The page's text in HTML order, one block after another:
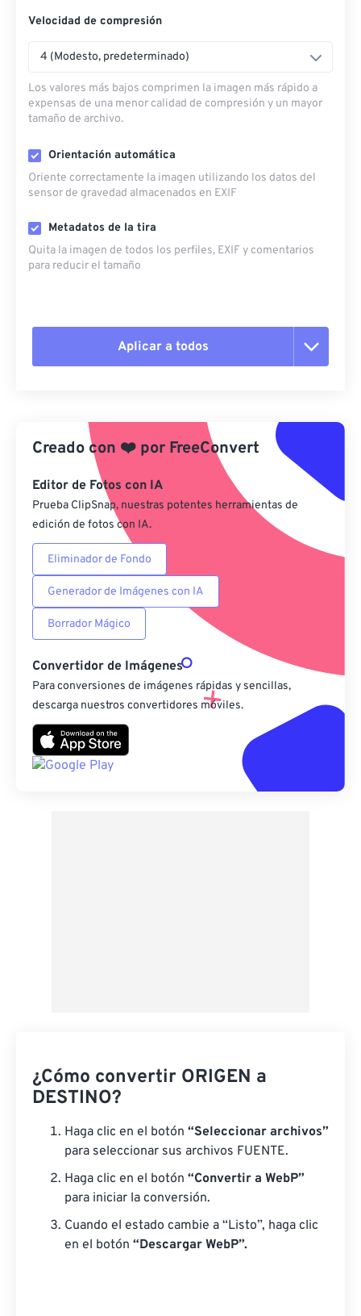
Velocidad de compresión
4 (Modesto, predeterminado)
Los valores más bajos comprimen la imagen más rápido a
expensas de una menor calidad de compresión y un mayor
tamaño de archivo.
Orientación automática
Oriente correctamente la imagen utilizando los datos del
sensor de gravedad almacenados en EXIF
Metadatos de la tira
Quita la imagen de todos los perfiles, EXIF ​​y comentarios
para reducir el tamaño
Aplicar a todos
Aplicar desde el ajuste preestablecido
Guardar como preestablecido
Creado con ❤️ por FreeConvert
Editor de Fotos con IA
Prueba ClipSnap, nuestras potentes herramientas de
edición de fotos con IA.
Eliminador de Fondo
Generador de Imágenes con IA
Borrador Mágico
Convertidor de Imágenes
Para conversiones de imágenes rápidas y sencillas,
descarga nuestros convertidores móviles.
¿Cómo convertir ORIGEN a
DESTINO?
Haga clic en el botón “Seleccionar archivos”
para seleccionar sus archivos FUENTE.
Haga clic en el botón “Convertir a WebP”
para iniciar la conversión.
Cuando el estado cambie a “Listo”, haga clic
en el botón “Descargar WebP”.